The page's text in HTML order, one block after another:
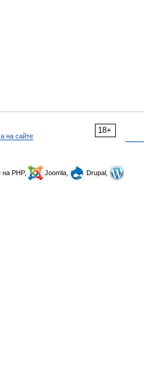
18+
на сайте
на PHP, Joomla,
Drupal,